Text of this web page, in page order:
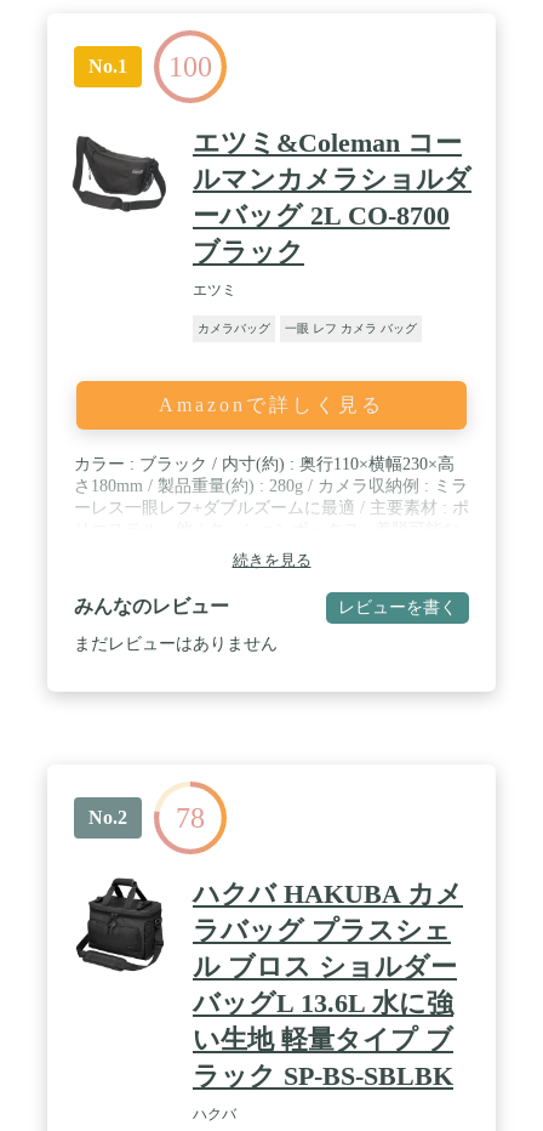
No.1 100
エツミ&Coleman コー
ルマンカメラショルダ
ーバッグ 2L CO-8700
ブラック
エツミ
カメラバッグ 一眼 レフ カメラ バッグ
Amazonで詳しく見る
カラー : ブラック / 内寸(約) : 奥行110×横幅230×高
さ180mm / 製品重量(約) : 280g / カメラ収納例 : ミラ
ーレス一眼レフ+ダブルズームに最適 / 主要素材 : ポ
クッションボックスを採用。普段使いにも便利で
す。 / サイドアジャストジッパー : ジッパーを引き
上げると、横に広がって容量アップ。 / フロントポ
ケット : アクセサリーや小物類を効率良く収納。 /
クッションパッド : 3Dメッシュ採用で柔らかく、通
続きを見る
みんなのレビュー レビューを書く
まだレビューはありません
No.2 78
ハクバ HAKUBA カメ
ラバッグ プラスシェ
ル ブロス ショルダー
バッグL 13.6L 水に強
い生地 軽量タイプ ブ
ラック SP-BS-SBLBK
ハクバ